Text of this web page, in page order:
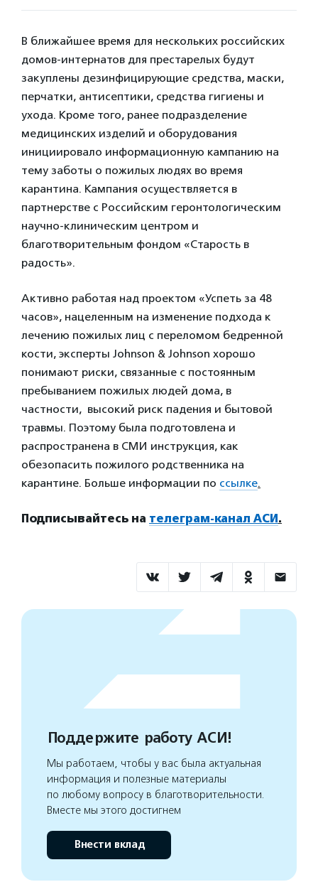
В ближайшее время для нескольких российских
домов-интернатов для престарелых будут
закуплены дезинфицирующие средства, маски,
перчатки, антисептики, средства гигиены и
ухода. Кроме того, ранее подразделение
медицинских изделий и оборудования
инициировало информационную кампанию на
тему заботы о пожилых людях во время
карантина. Кампания осуществляется в
партнерстве с Российским геронтологическим
научно-клиническим центром и
благотворительным фондом «Старость в
радость».
Активно работая над проектом «Успеть за 48
часов», нацеленным на изменение подхода к
лечению пожилых лиц с переломом бедренной
кости, эксперты Johnson & Johnson хорошо
понимают риски, связанные с постоянным
пребыванием пожилых людей дома, в
частности, высокий риск падения и бытовой
травмы. Поэтому была подготовлена и
распространена в СМИ инструкция, как
обезопасить пожилого родственника на
карантине. Больше информации по ссылке.
Подписывайтесь на телеграм-канал АСИ.
Поддержите работу АСИ!
Мы работаем, чтобы у вас была актуальная
информация и полезные материалы
по любому вопросу в благотворительности.
Вместе мы этого достигнем
Внести вклад